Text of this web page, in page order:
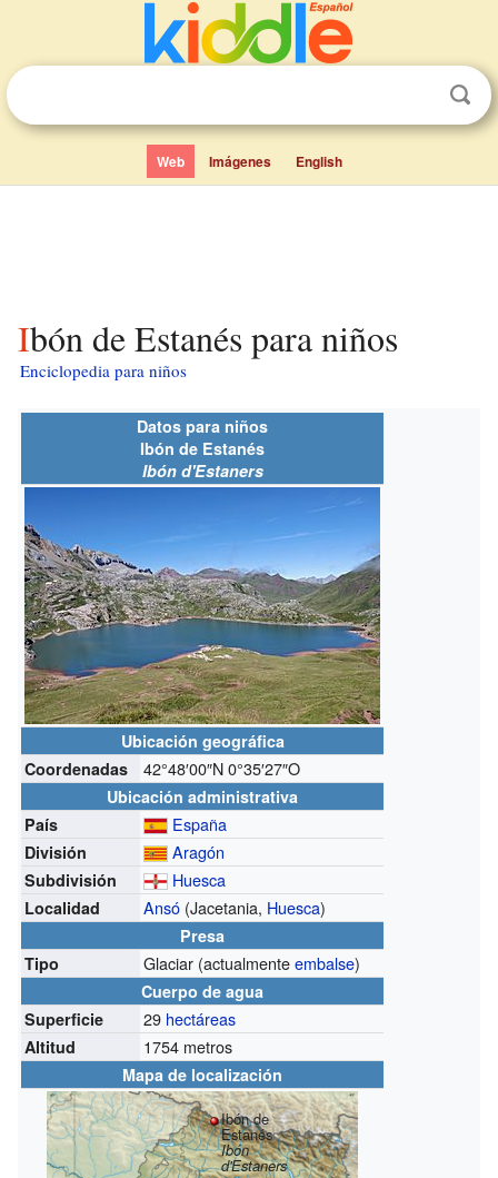
Web Imágenes English
Ibón de Estanés para niños
Enciclopedia para niños
Datos para niños
Ibón de Estanés
Ibón d'Estaners
Ubicación geográfica
Coordenadas
42°48′00″N0°35′27″O
Ubicación administrativa
País
España
División Aragón
Subdivisión Huesca
Localidad Ansó (Jacetania, Huesca)
Presa
Tipo
Glaciar (actualmenteembalse)
Cuerpo de agua
Superficie
29 hectáreas
Altitud 1754 metros
Mapa de localización
Ibón de
Estanés
Ibón
d'Estaners